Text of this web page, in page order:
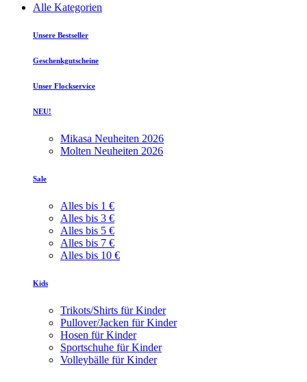
Alle Kategorien
Unsere Bestseller
Geschenkgutscheine
Unser Flockservice
NEU!
Mikasa Neuheiten 2026
Molten Neuheiten 2026
Sale
Alles bis 1 €
Alles bis 3 €
Alles bis 5 €
Alles bis 7 €
Alles bis 10 €
Kids
Trikots/Shirts für Kinder
Pullover/Jacken für Kinder
Hosen für Kinder
Sportschuhe für Kinder
Volleybälle für Kinder